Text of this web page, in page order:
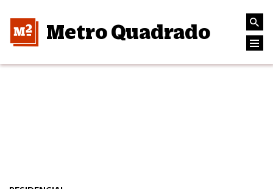
Metro Quadrado